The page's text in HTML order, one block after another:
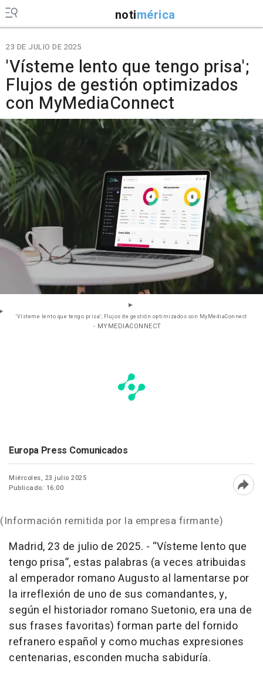
notimérica
23 DE JULIO DE 2025
'Vísteme lento que tengo prisa';
Flujos de gestión optimizados
con MyMediaConnect
'Vísteme lento que tengo prisa'; Flujos de gestión optimizados con MyMediaConnect
- MYMEDIACONNECT
Europa Press Comunicados
Miércoles, 23 julio 2025
Publicado: 16:00
(Información remitida por la empresa firmante)
Madrid, 23 de julio de 2025. - “Vísteme lento que
tengo prisa”, estas palabras (a veces atribuidas
al emperador romano Augusto al lamentarse por
la irreflexión de uno de sus comandantes, y,
según el historiador romano Suetonio, era una de
sus frases favoritas) forman parte del fornido
refranero español y como muchas expresiones
centenarias, esconden mucha sabiduría.